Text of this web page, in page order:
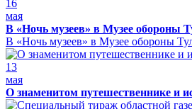
16
мая
В «Ночь музеев» в Музее обороны
В «Ночь музеев» в Музее обороны
13
мая
О знаменитом путешественнике и